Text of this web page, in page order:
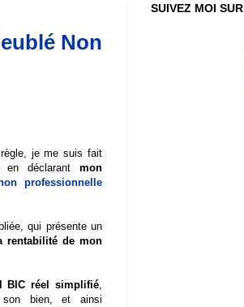
Non
je me suis fait
en déclarant mon
professionnelle
qui présente un
rentabilité de mon
BIC réel simplifié,
son bien, et ainsi
SUIVEZ MOI SUR